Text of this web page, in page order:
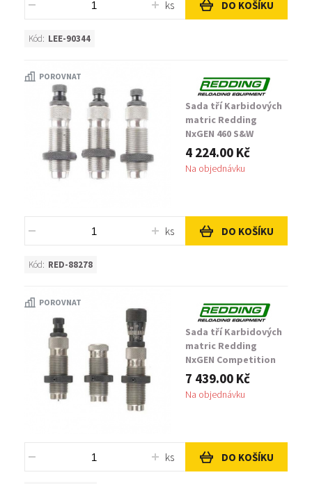
ks DO KOŠÍKU
Kód: LEE-90344
POROVNAT
Sada tří Karbidových
matric Redding
NxGEN 460 S&W
Magnum
4 224.00 Kč
Na objednávku
ks DO KOŠÍKU
Kód: RED-88278
POROVNAT
Sada tří Karbidových
matric Redding
NxGEN Competition
Pro Series 460 S&W
7 439.00 Kč
Na objednávku
ks DO KOŠÍKU